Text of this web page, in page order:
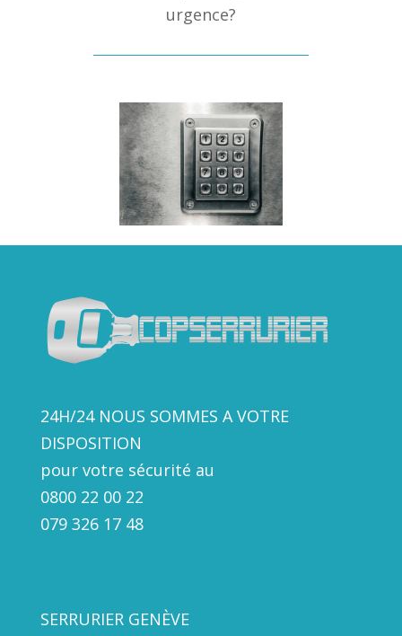
urgence?
24H/24 NOUS SOMMES A VOTRE
DISPOSITION
pour votre sécurité au
0800 22 00 22
079 326 1748
SERRURIER GENÈVE